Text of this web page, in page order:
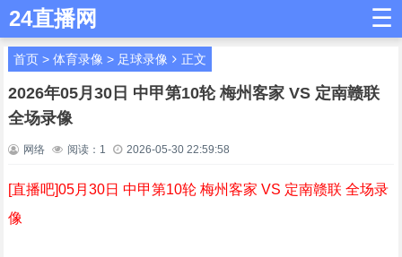
24直播网 ☰
首页> 体育录像 > 足球录像 正文
2026年05月30日 中甲第10轮 梅州客家 VS 定南赣联
全场录像
网络 阅读： 1 2026-05-30 22:59:58
[直播吧]05月30日 中甲第10轮 梅州客家 VS 定南赣联 全场录
像